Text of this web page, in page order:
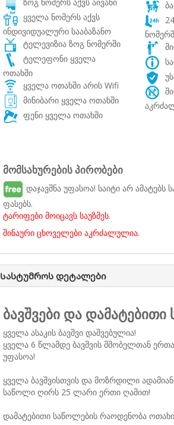
ყველა ნომერს აქვს
ინდივიდუალური სააბაზანო
ტელევიზია ზოგ ნომერში
ტელეფონი ყველა
ოთახში
ყველა ოთახში არის Wifi
მინიბარი ყველა ოთახში
ფენი ყველა ოთახში
მომსახურების პირობები
დაჯავშნა უფასოა! საიტი არ
ფასებს.
ტარიფები მოიცავს საუზმეს.
შინაური ცხოველები აკრძალულია.
Სასტუმროს დეტალები
ბავშვები და
ყველა ასაკის ბავშვი დაშვებულია!
ყველა 6 წლამდე ბავშვის მშობელთან
უფასოა!
ყველა ბავშვისთვის და მოზრდილი
საწოლი ღირს 25 ლარი ერთი ღამით!
დამატებითი საწოლების რაოდენობა